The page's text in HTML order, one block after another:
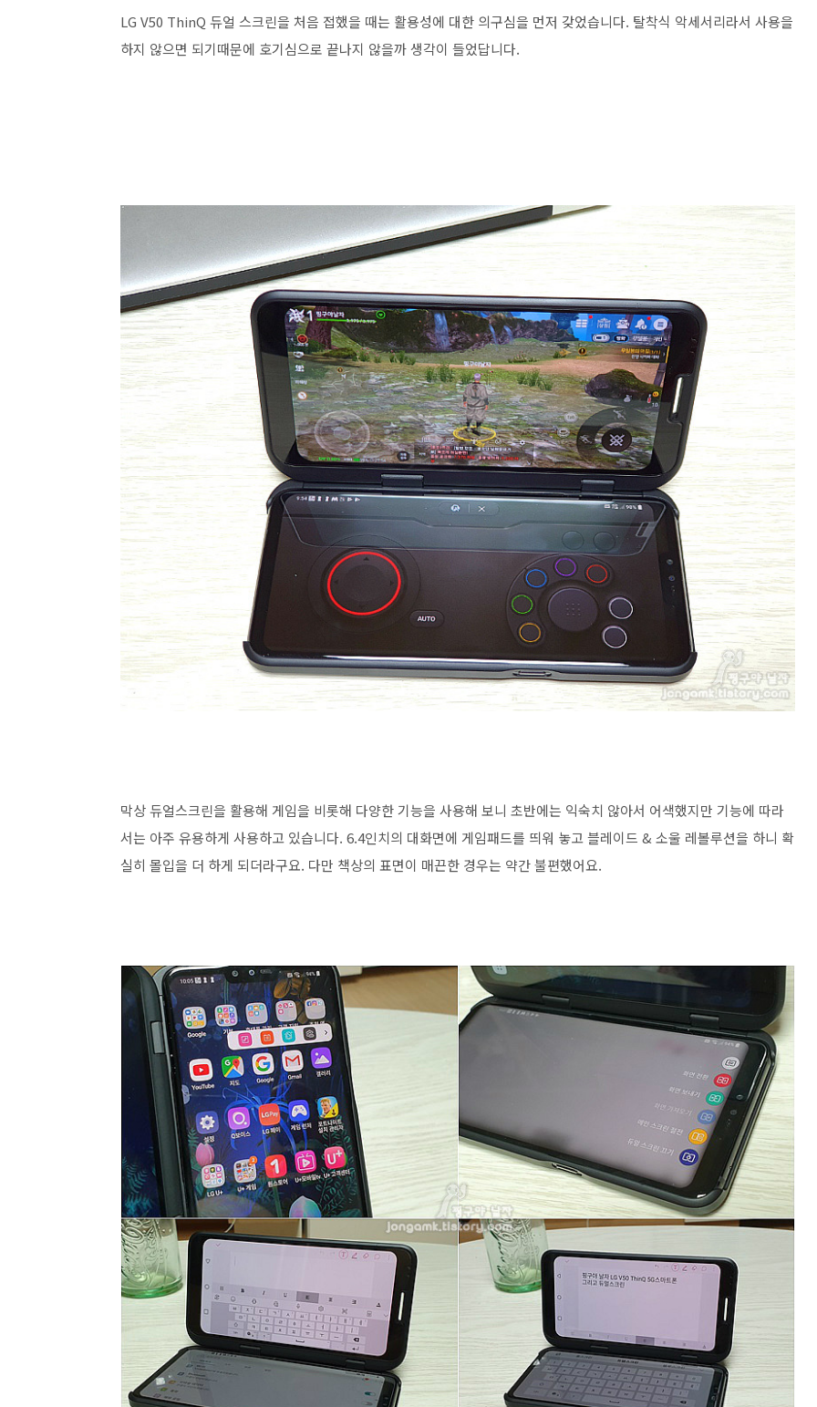
LG V50 ThinQ 듀얼 스크린을 처음 접했을 때는 활용성에 대한 의구심을 먼저 갖었습니다. 탈착식 악세서리라서 사용을
하지 않으면 되기때문에 호기심으로 끝나지 않을까 생각이 들었답니다.
막상 듀얼스크린을 활용해 게임을 비롯해 다양한 기능을 사용해 보니 초반에는 익숙치 않아서 어색했지만 기능에 따라
서는 아주 유용하게 사용하고 있습니다. 6.4인치의 대화면에 게임패드를 띄워 놓고 블레이드 & 소울 레볼루션을 하니 확
실히 몰입을 더 하게 되더라구요. 다만 책상의 표면이 매끈한 경우는 약간 불편했어요.